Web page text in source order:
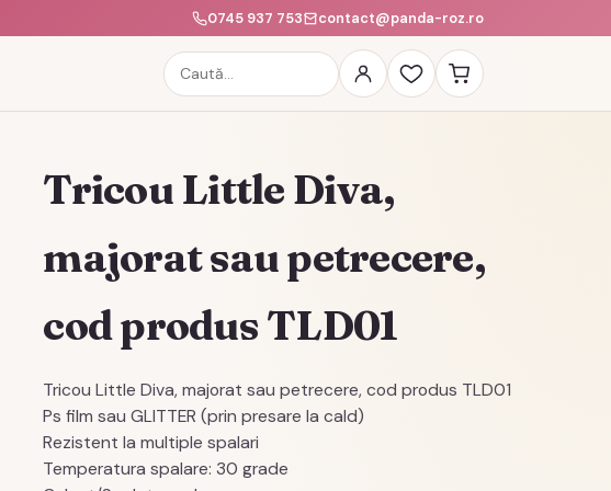
0745 937 753 contact@panda-roz.ro
Caută
produse
Tricou Little Diva,
majorat sau petrecere,
cod produs TLD01
Tricou Little Diva, majorat sau petrecere, cod produs TLD01
Ps film sau GLITTER (prin presare la cald)
Rezistent la multiple spalari
Temperatura spalare: 30 grade